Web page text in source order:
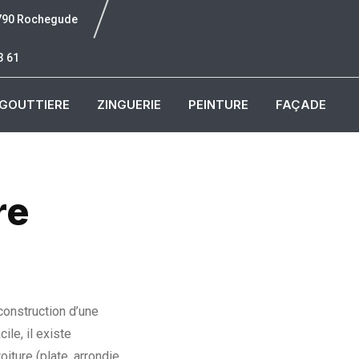
Rochegude
61
ZINGUERIE PEINTURE FAÇADE
d’une
il existe